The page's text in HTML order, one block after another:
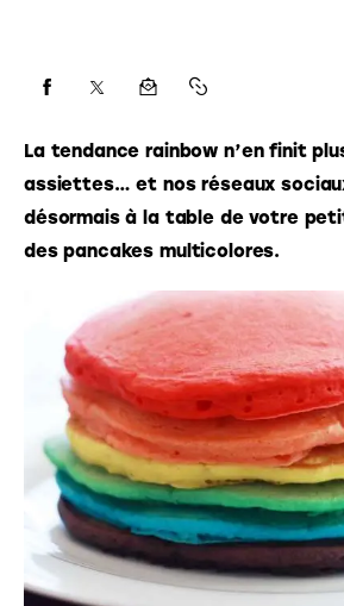
La tendance rainbow n’en finit
assiettes… et nos réseaux
désormais à la table de votre
des pancakes multicolores.